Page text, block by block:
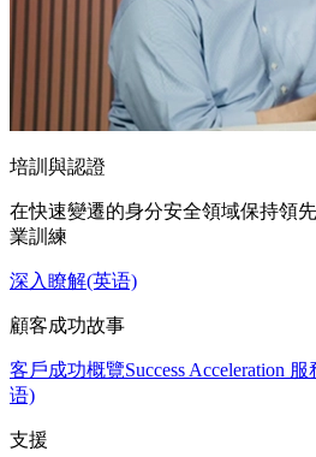
培訓與認證
在快速變遷的身分安全領域保持領
業訓練
深入瞭解(英语)
顧客成功故事
客戶成功概覽Success Acceleration 服
语)
支援